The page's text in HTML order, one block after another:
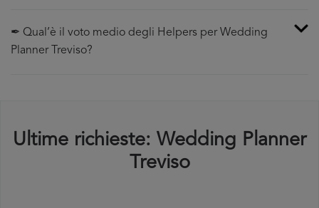
✒ Qual’è il voto medio degli Helpers per Wedding
Planner Treviso?
Ultime richieste: Wedding Planner
Treviso